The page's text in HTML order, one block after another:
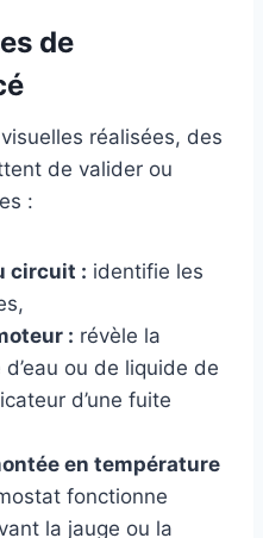
de
réalisées, des
de valider ou
:
circuit : identifie les
: révèle la
ou de liquide de
d’une fuite
en température
fonctionne
la jauge ou la